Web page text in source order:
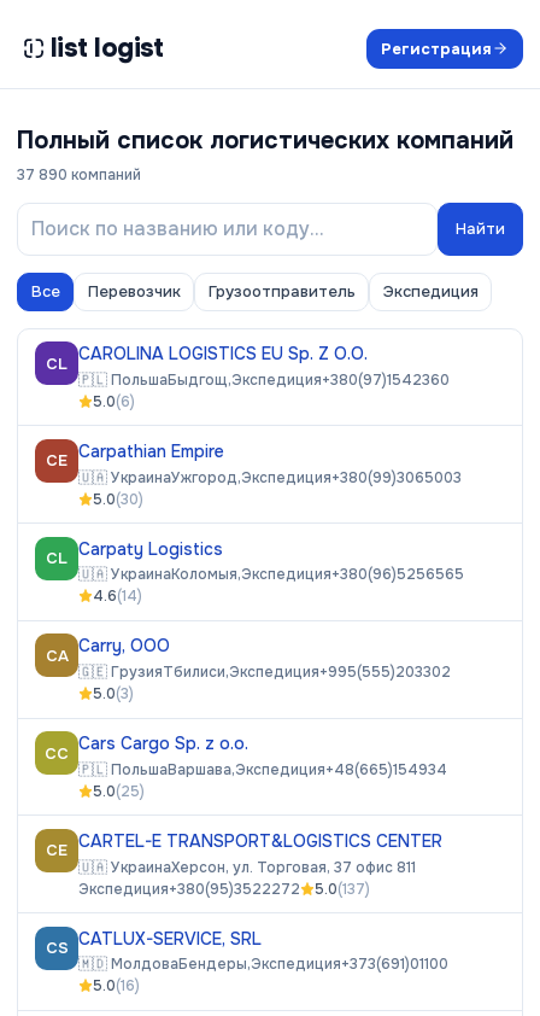
list logist Регистрация
Полный список логистических компаний
37 890 компаний
Найти
Все Перевозчик Грузоотправитель Экспедиция
CL CAROLINA LOGISTICS EU Sp. Z O.O.
🇵🇱ПольшаБыдгощ,Экспедиция+380(97)1542360
5.0(6)
CE Carpathian Empire
🇺🇦УкраинаУжгород,Экспедиция+380(99)3065003
5.0(30)
CL Carpaty Logistics
🇺🇦УкраинаКоломыя,Экспедиция+380(96)5256565
4.6(14)
CA Carry, ООО
🇬🇪ГрузияТбилиси,Экспедиция+995(555)203302
5.0(3)
CC Cars Cargo Sp. z o.o.
🇵🇱ПольшаВаршава,Экспедиция+48(665)154934
5.0(25)
CE CARTEL-E TRANSPORT&LOGISTICS CENTER
🇺🇦УкраинаХерсон, ул. Торговая, 37 офис 811
Экспедиция+380(95)3522272 5.0(137)
CS CATLUX-SERVICE, SRL
🇲🇩МолдоваБендеры,Экспедиция+373(691)01100
5.0(16)